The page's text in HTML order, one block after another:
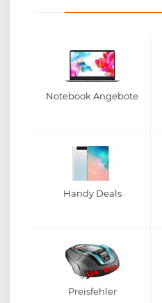
Notebook Angebote
Handy Deals
Preisfehler